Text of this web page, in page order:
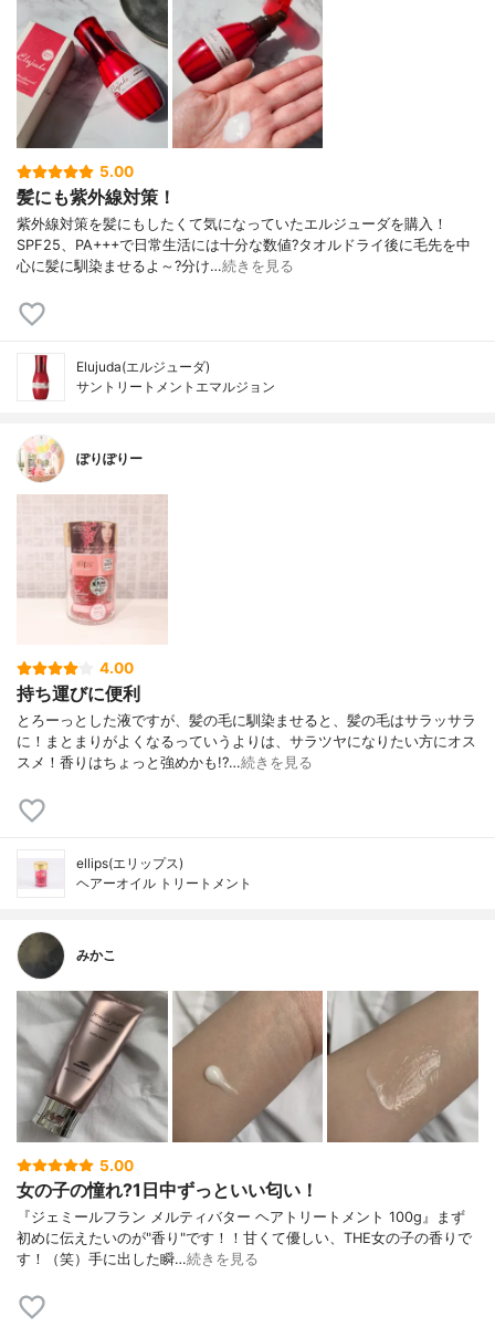
5.00
髪にも紫外線対策！
紫外線対策を髪にもしたくて気になっていたエルジューダを購入！
SPF25、PA+++で日常生活には十分な数値?タオルドライ後に毛先を中
心に髪に馴染ませるよ～?分け…続きを見る
Elujuda(エルジューダ)
サントリートメントエマルジョン
ぽりぽりー
4.00
持ち運びに便利
とろーっとした液ですが、髪の毛に馴染ませると、髪の毛はサラッサラ
に！まとまりがよくなるっていうよりは、サラツヤになりたい方にオス
スメ！香りはちょっと強めかも!?…続きを見る
ellips(エリップス)
ヘアーオイル トリートメント
みかこ
5.00
女の子の憧れ?1日中ずっといい匂い！
『ジェミールフラン メルティバター ヘアトリートメント 100g』まず
初めに伝えたいのが"香り"です！！甘くて優しい、THE女の子の香りで
す！（笑）手に出した瞬…続きを見る